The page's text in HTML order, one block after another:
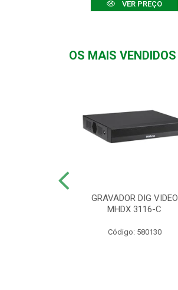
VER PREÇO
OS MAIS VENDIDOS
GRAVADOR DIG VIDEO
MHDX 3116-C
Código: 580130